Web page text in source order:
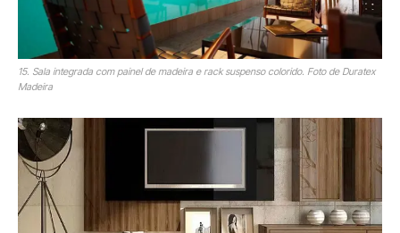
15. Sala integrada com painel de madeira e rack suspenso colorido. Foto de Duratex
Madeira